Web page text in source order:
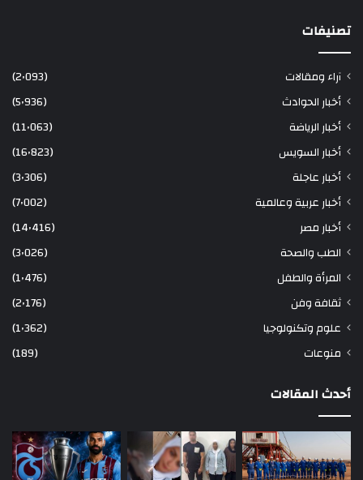
تصنيفات
آراء ومقالات
(2٬093)
أخبار الحوادث
(5٬936)
أخبار الرياضة
(11٬063)
أخبار السويس
(16٬823)
أخبار عاجلة
(3٬306)
أخبار عربية وعالمية
(7٬002)
أخبار مصر
(14٬416)
الطب والصحة
(3٬026)
المرأة والطفل
(1٬476)
ثقافة وفن
(2٬176)
علوم وتكنولوجيا
(1٬362)
منوعات
(189)
أحدث المقالات